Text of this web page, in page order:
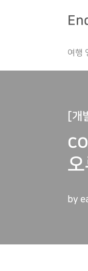
여행
[개
by